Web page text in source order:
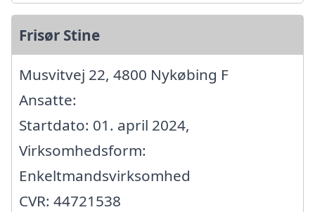
Frisør Stine
Musvitvej 22, 4800 Nykøbing F
Ansatte:
Startdato: 01. april 2024,
Virksomhedsform:
Enkeltmandsvirksomhed
CVR: 44721538